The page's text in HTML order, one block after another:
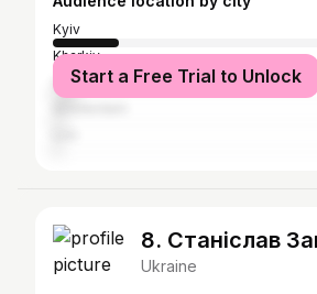
Kyiv
Kharkiv
Odesa
Start a Free Trial to Unlock
8. Станіслав
Ukraine